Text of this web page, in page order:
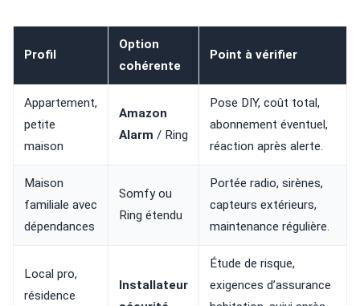
Profil
Option
cohérente
Point à vérifier
Appartement,
petite
maison
Amazon
Alarm / Ring
Pose DIY, coût total,
abonnement éventuel,
réaction après alerte.
Maison
familiale avec
dépendances
Somfy ou
Ring étendu
Portée radio, sirènes,
capteurs extérieurs,
maintenance régulière.
Local pro,
résidence
Installateur
Étude de risque,
exigences d’assurance